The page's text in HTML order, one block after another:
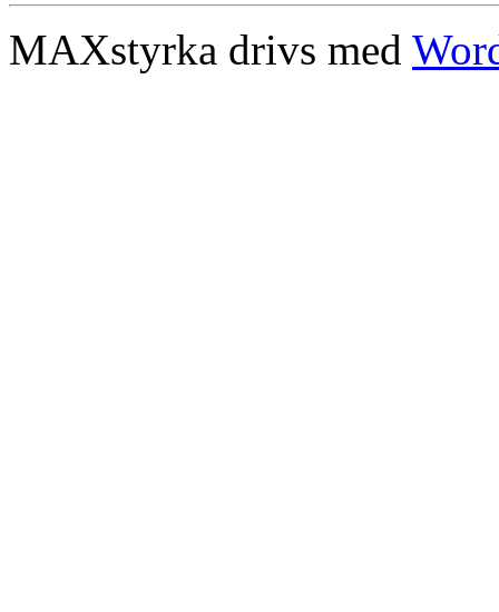
MAXstyrka drivs med